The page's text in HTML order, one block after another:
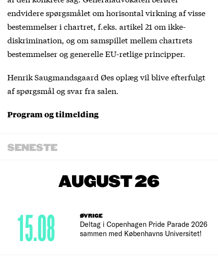
endvidere spørgsmålet om horisontal virkning af visse
bestemmelser i chartret, f.eks. artikel 21 om ikke-
diskrimination, og om samspillet mellem chartrets
bestemmelser og generelle EU-retlige principper.
Henrik Saugmandsgaard Øes oplæg vil blive efterfulgt
af spørgsmål og svar fra salen.
Program og tilmelding
SENESTE
AUGUST 26
ØVRIGE
Deltag i Copenhagen Pride Parade 2026
sammen med Københavns Universitet!
15.08